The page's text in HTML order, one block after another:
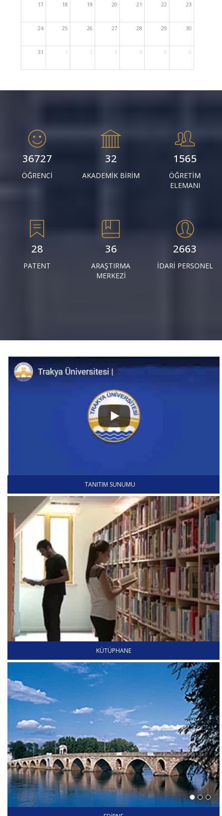
17 18 19 20 21 22 23
24 25 26 27 28 29 30
31 1 2 3 4 5 6
39861
ÖĞRENCİ
34
AKADEMİK BİRİM
1698
ÖĞRETİM
ELEMANI
30
PATENT
38
ARAŞTIRMA
MERKEZİ
2890
İDARİ PERSONEL
TANITIM SUNUMU
KÜTÜPHANE